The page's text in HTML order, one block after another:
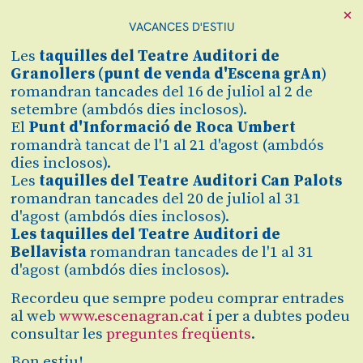
Diapositiva 1 de 1
Conferència sobre la proposta i autor a càrrec de
Chavarria, musicòleg i crític musical.
diumenge
13
18:00 h
VACANCES D'ESTIU
Les taquilles del Teatre Auditori de
Granollers (punt de venda d'Escena grAn)
romandran tancades del 16 de juliol al 2 de
setembre (ambdós dies inclosos).
El Punt d'Informació de Roca Umbert
romandrà tancat de l'1 al 21 d'agost (ambdós
dies inclosos).
Les taquilles del Teatre Auditori Can Palots
romandran tancades del 20 de juliol al 31
d'agost (ambdós dies inclosos).
Les taquilles del Teatre Auditori de
Bellavistaromandran tancades de l'1 al 31
d'agost (ambdós dies inclosos).
Recordeu que sempre podeu comprar entrades
al web www.escenagran.cati per a dubtes podeu
consultar les preguntes freqüents.
×